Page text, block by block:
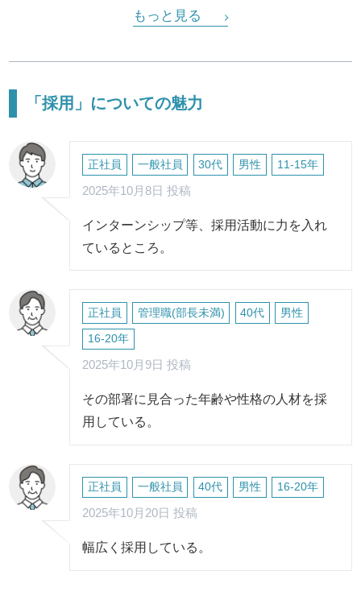
もっと見る
「採用」についての魅力
正社員 一般社員 30代 男性 11-15年
2025年10月8日 投稿
インターンシップ等、採用活動に力を入れ
ているところ。
正社員 管理職(部長未満) 40代 男性
16-20年
2025年10月9日 投稿
その部署に見合った年齢や性格の人材を採
用している。
正社員 一般社員 40代 男性 16-20年
2025年10月20日 投稿
幅広く採用している。